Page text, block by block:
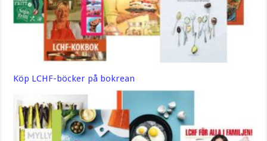
Köp LCHF-böcker på bokrean